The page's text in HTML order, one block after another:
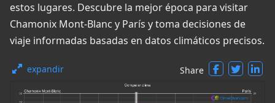
estos lugares. Descubre la mejor época para visitar
Chamonix Mont-Blanc y París y toma decisiones de
viaje informadas basadas en datos climáticos precisos.
expandir Share